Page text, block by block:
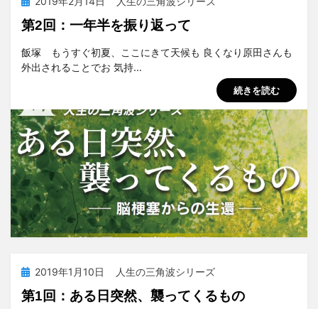
稿
日:
第2回：一年半を振り返って
投稿者tsuchiya
飯塚 もうすぐ初夏、ここにきて天候も 良くなり原田さんも
外出されることでお 気持…
続きを読む
投
稿
日:
2019年1月10日 人生の三角波シリーズ
第1回：ある日突然、襲ってくるもの